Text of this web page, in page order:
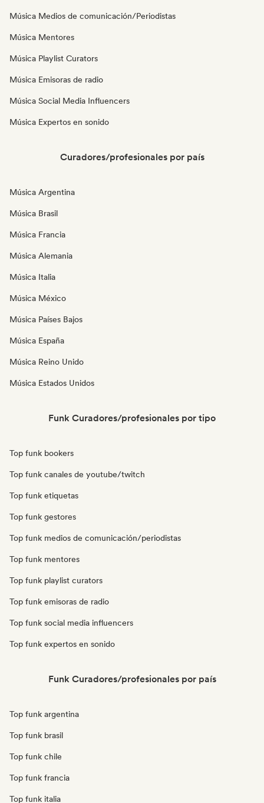
Música Medios de comunicación/Periodistas
Música Mentores
Música Playlist Curators
Música Emisoras de radio
Música Social Media Influencers
Música Expertos en sonido
Curadores/profesionales por país
Música Argentina
Música Brasil
Música Francia
Música Alemania
Música Italia
Música México
Música Países Bajos
Música España
Música Reino Unido
Música Estados Unidos
Funk Curadores/profesionales por tipo
Top funk bookers
Top funk canales de youtube/twitch
Top funk etiquetas
Top funk gestores
Top funk medios de comunicación/periodistas
Top funk mentores
Top funk playlist curators
Top funk emisoras de radio
Top funk social media influencers
Top funk expertos en sonido
Funk Curadores/profesionales por país
Top funk argentina
Top funk brasil
Top funk chile
Top funk francia
Top funk italia